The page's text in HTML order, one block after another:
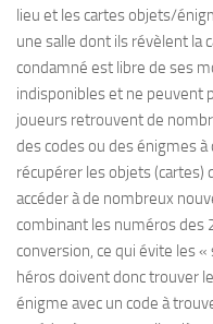
lieu et les cartes objets/
une salle dont ils révèlent la
condamné est libre de ses
indisponibles et ne peuvent
joueurs retrouvent de
des codes ou des énigmes
récupérer les objets (cartes)
accéder à de nombreux
combinant les numéros des
conversion, ce qui évite les
héros doivent donc trouver
énigme avec un code à